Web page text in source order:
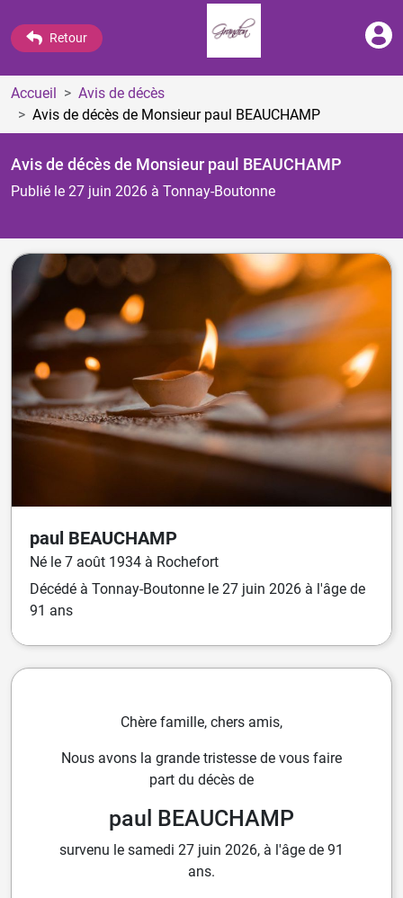
Retour
Accueil
Avis de décès
Avis de décès de Monsieur paul BEAUCHAMP
Avis de décès de Monsieur paul BEAUCHAMP
Publié le 27 juin 2026 à Tonnay-Boutonne
paul BEAUCHAMP
Né le 7 août 1934 à Rochefort
Décédé à Tonnay-Boutonne le 27 juin 2026 à l'âge de
91 ans
Chère famille, chers amis,
Nous avons la grande tristesse de vous faire
part du décès de
paul BEAUCHAMP
survenu le samedi 27 juin 2026, à l'âge de 91
ans.